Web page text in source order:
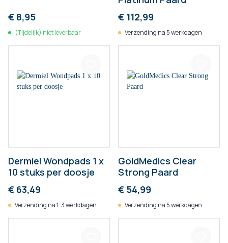
€ 8,95
(Tijdelijk) niet leverbaar
€ 112,99
Verzending na 5 werkdagen
Dermiel Wondpads 1 x
10 stuks per doosje
€ 63,49
Verzending na 1-3 werkdagen
GoldMedics Clear
Strong Paard
€ 54,99
Verzending na 5 werkdagen